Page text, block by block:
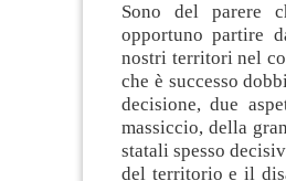
Sono del parere
opportuno partire
nostri territori nel
che è successo
decisione, due
massiccio, della
statali spesso
del territorio e il